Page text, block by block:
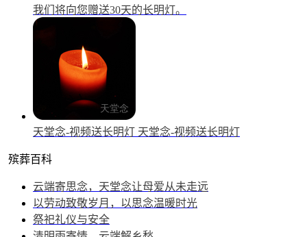
我们将向您赠送30天的长明灯。
天堂念-视频送长明灯 天堂念-视频送长明灯
殡葬百科
云端寄思念，天堂念让母爱从未走远
以劳动致敬岁月，以思念温暖时光
祭祀礼仪与安全